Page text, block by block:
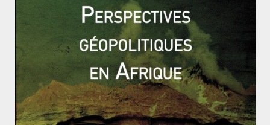
Cependant, il n’est plus à prouver que définir le
mouvement des gilets jaunes à la seule question de la
taxe écologique est hors de propos. Enfin, comme pour
tout mouvement, ceux-ci sont repris idéologiquement
et de façon partisane en fonction d’intérêts collectifs ou
individuels. Il n’en reste pas moins qu’en lui-même, et
surtout par lui-même, le mouvement des gilets jaunes
continue à faire entendre sa voix dans les mondes réels